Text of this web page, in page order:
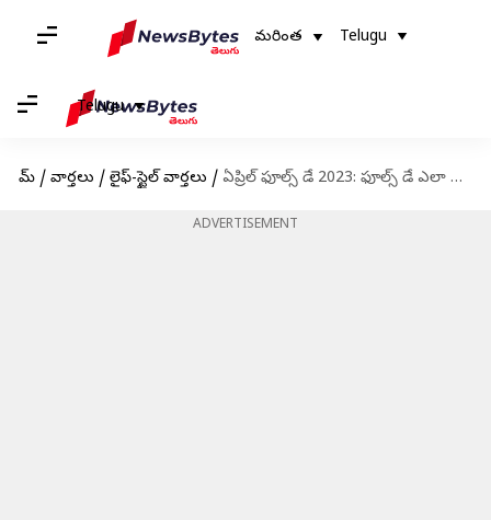
మరింత Telugu
Telugu
హోమ్ / వార్తలు / లైఫ్-స్టైల్ వార్తలు / ఏప్రిల్ ఫూల్స్ డే 2023: ఫూల్స్ డే ఎలా పుట్టింది? దీని వెనుక కథేంటి?
ADVERTISEMENT